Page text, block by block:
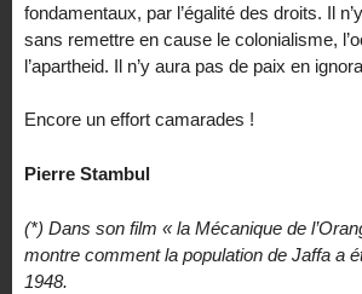
fondamentaux, par l’égalité des droits. Il
sans remettre en cause le colonialisme,
l’apartheid. Il n’y aura pas de paix en
Encore un effort camarades !
Pierre Stambul
(*) Dans son film « la Mécanique de
montre comment la population de Jaffa a
1948.